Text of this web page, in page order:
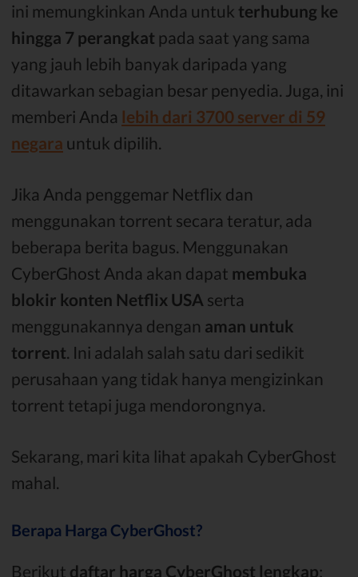
ini memungkinkan Anda untuk terhubung ke
hingga 7 perangkat pada saat yang sama
yang jauh lebih banyak daripada yang
ditawarkan sebagian besar penyedia. Juga, ini
memberi Anda lebih dari 3700 server di 59
negara untuk dipilih.
Jika Anda penggemar Netflix dan
menggunakan torrent secara teratur, ada
beberapa berita bagus. Menggunakan
CyberGhost Anda akan dapat membuka
blokir konten Netflix USA serta
menggunakannya dengan aman untuk
torrent. Ini adalah salah satu dari sedikit
perusahaan yang tidak hanya mengizinkan
torrent tetapi juga mendorongnya.
Sekarang, mari kita lihat apakah CyberGhost
mahal.
Berapa Harga CyberGhost?
Berikut daftar harga CyberGhost lengkap: